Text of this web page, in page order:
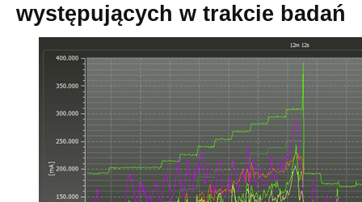
występujących w trakcie badań